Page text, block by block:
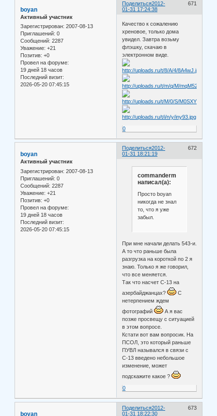
Поделиться 671
2012-
01-31 17:24:38
boyan
Активный участник
Зарегистрирован: 2007-08-13
Приглашений: 0
Сообщений: 2287
Уважение: +21
Позитив: +0
Провел на форуме:
19 дней 18 часов
Последний визит:
2026-05-20 07:45:15
Качество к сожалению
хреновое, только дома
увидел. Завтра возьму
флэшку, скачаю в
электронном виде.
0
Поделиться 672
2012-
01-31 18:21:19
boyan
Активный участник
Зарегистрирован: 2007-08-13
Приглашений: 0
Сообщений: 2287
Уважение: +21
Позитив: +0
Провел на форуме:
19 дней 18 часов
Последний визит:
2026-05-20 07:45:15
commanderm
написал(а):
Просто boyan
никогда не знал
то, что я уже
забыл.
При мне начали делать 543-и.
А то что раньше была
разгрузка на короткой по 2 я
знаю. Только я же говорил,
что все меняется.
Так что насчет С-13 на
азербайджанцах?
С
нетерпением ждем
фотографий
А я вас
позже просвещу с ситуацией
в этом вопросе.
Кстати вот вам вопросик. На
ПСОЛ, это который раньше
ПУВЛ назывался в связи с
С-13 введено небольшое
изменение, может
подскажите какое ?
0
Поделиться 673
2012-
01-31 18:22:30
boyan